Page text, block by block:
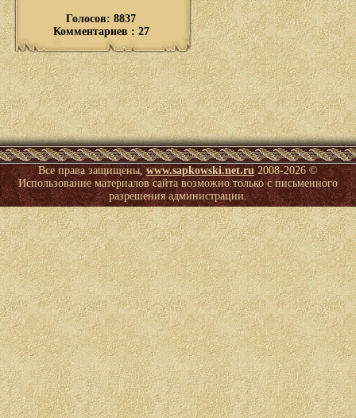
Голосов: 8837
Комментариев : 27
Все права защищены,www.sapkowski.net.ru2008-2026 ©
Использование материалов сайта возможно только с письменного
разрешения администрации.